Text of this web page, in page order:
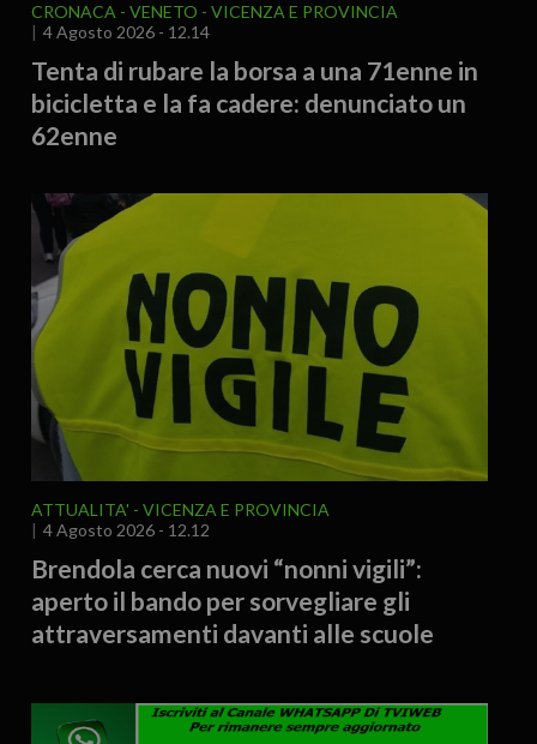
CRONACA VENETO
VICENZA E PROVINCIA
4 Agosto 2026 - 12.14
Tenta di rubare la borsa a una 71enne in
bicicletta e la fa cadere: denunciato un
62enne
ATTUALITA'
VICENZA E PROVINCIA
4 Agosto 2026 - 12.12
Brendola cerca nuovi “nonni vigili”:
aperto il bando per sorvegliare gli
attraversamenti davanti alle scuole